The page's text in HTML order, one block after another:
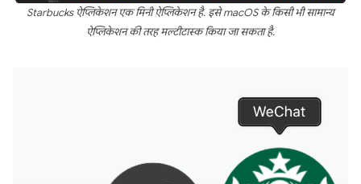
Starbucks ऐप्लिकेशन एक मिनी ऐप्लिकेशन है. इसे macOS के किसी भी सामान्य
ऐप्लिकेशन की तरह मल्टीटास्क किया जा सकता है.